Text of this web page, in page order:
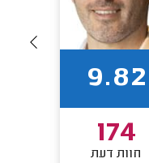
9.82
174
חוות דעת